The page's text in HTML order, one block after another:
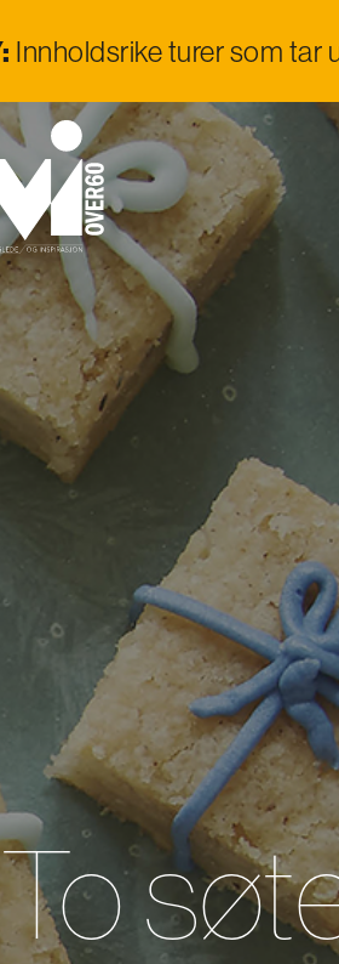
Innholdsrike turer som tar
To